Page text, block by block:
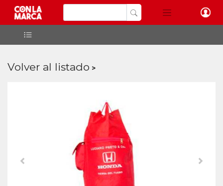
Volver al listado